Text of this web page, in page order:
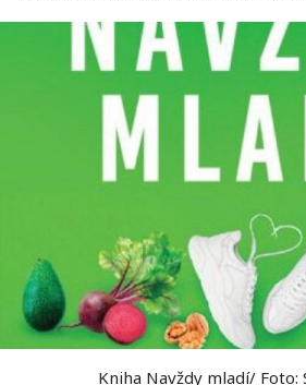
Kniha Navždy mladí/ Foto: